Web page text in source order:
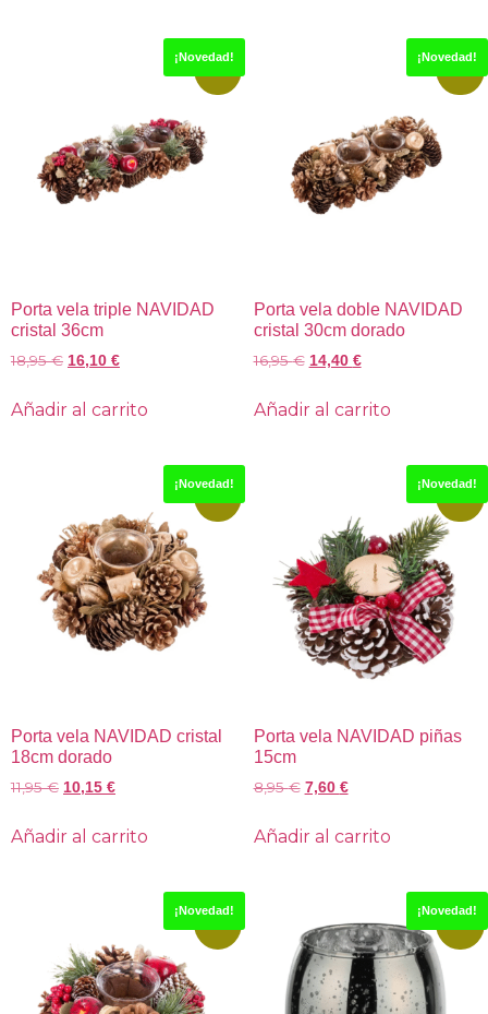
¡Novedad!
Porta vela triple NAVIDAD
cristal 36cm
18,95€ 16,10 €
Añadir al carrito
¡Novedad!
Porta vela doble NAVIDAD
cristal 30cm dorado
16,95€ 14,40 €
Añadir al carrito
¡Novedad!
Porta vela NAVIDAD cristal
18cm dorado
11,95€ 10,15 €
Añadir al carrito
¡Novedad!
Porta vela NAVIDAD piñas
15cm
8,95€ 7,60 €
Añadir al carrito
¡Novedad! ¡Novedad!